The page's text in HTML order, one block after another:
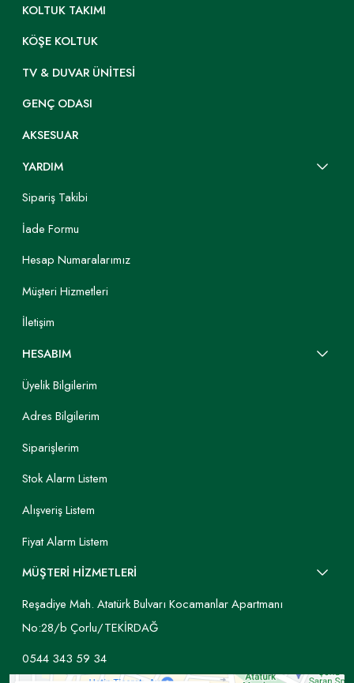
KOLTUK TAKIMI
KÖŞE KOLTUK
TV & DUVAR ÜNITESI
GENÇ ODASI
AKSESUAR
YARDIM
Sipariş Takibi
İade Formu
Hesap Numaralarımız
Müşteri Hizmetleri
İletişim
HESABIM
Üyelik Bilgilerim
Adres Bilgilerim
Siparişlerim
Stok Alarm Listem
Alışveriş Listem
Fiyat Alarm Listem
MÜŞTERİ HİZMETLERİ
Reşadiye Mah. Atatürk Bulvarı Kocamanlar Apartmanı
No:28/b Çorlu/TEKİRDAĞ
0544 343 59 34